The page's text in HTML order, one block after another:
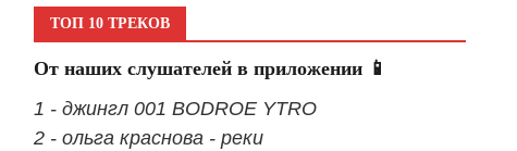
ТОП 10 ТРЕКОВ
От наших слушателей в приложении 📱
1 - джингл 001 BODROE YTRO
2 - ольга краснова - реки